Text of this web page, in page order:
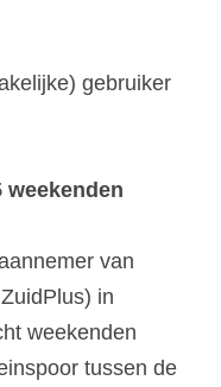
gebruiker
van
in
weekenden
tussen de